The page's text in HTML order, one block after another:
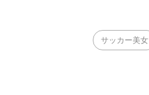
サッカー美女